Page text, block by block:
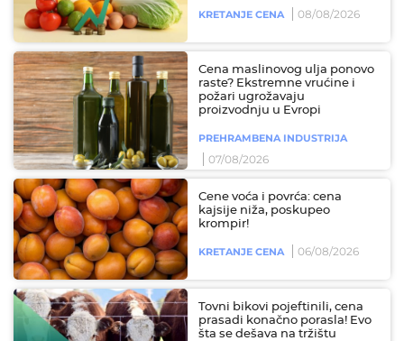
KRETANJE CENA 08/08/2026
Cena maslinovog ulja ponovo
raste? Ekstremne vrućine i
požari ugrožavaju
proizvodnju u Evropi
PREHRAMBENA INDUSTRIJA
07/08/2026
Cene voća i povrća: cena
kajsije niža, poskupeo
krompir!
KRETANJE CENA 06/08/2026
Tovni bikovi pojeftinili, cena
prasadi konačno porasla! Evo
šta se dešava na tržištu